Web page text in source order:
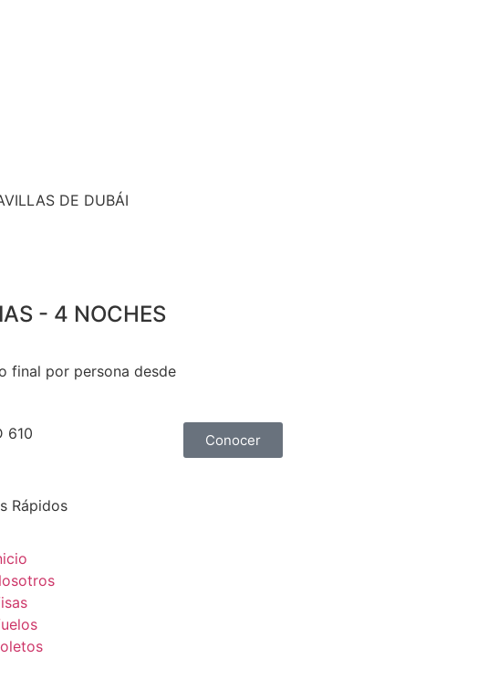
DE DUBÁI
- 4 NOCHES
final por persona desde
610 Conocer
Rápidos